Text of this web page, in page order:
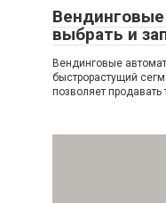
выбрать и
Вендинговые
быстрорастущий
позволяет продавать